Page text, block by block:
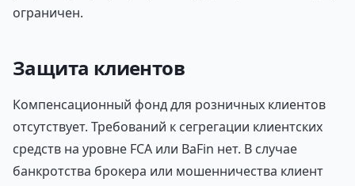
ограничен.
Защита клиентов
Компенсационный фонд для розничных клиентов
отсутствует. Требований к сегрегации клиентских
средств на уровне FCA или BaFin нет. В случае
банкротства брокера или мошенничества клиент